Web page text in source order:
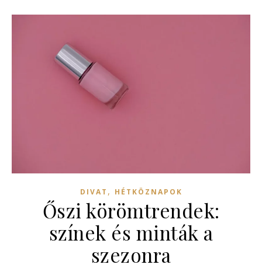
DIVAT , HÉTKÖZNAPOK
Őszi körömtrendek:
színek és minták a
szezonra